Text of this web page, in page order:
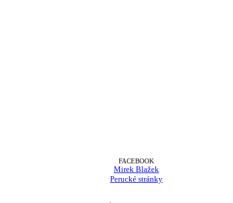
FACEBOOK
Mirek Blažek
Perucké stránky